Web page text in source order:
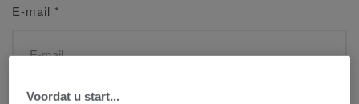
E-mail *
Voordat u start...